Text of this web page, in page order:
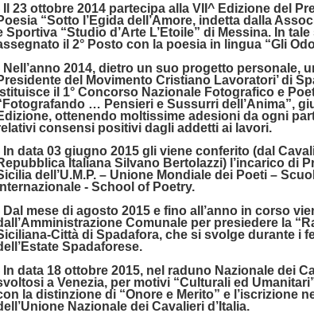
Il 23 ottobre 2014 partecipa alla VII^ Edizione del
“Sotto l’Egida dell’Amore, indetta dalla
Sportiva “Studio d’Arte L’Etoile” di Messina. In
il 2° Posto con la poesia in lingua “Gli
Nell’anno 2014, dietro un suo progetto personale,
del Movimento Cristiano Lavoratori’ di
il 1° Concorso Nazionale Fotografico e
… Pensieri e Sussurri dell’Anima”,
ottenendo moltissime adesioni da ogni
consensi positivi dagli addetti ai lavori.
In data 03 giugno 2015 gli viene conferito (dal
Italiana Silvano Bertolazzi) l’incarico di
dell’U.M.P. – Unione Mondiale dei Poeti –
Internazionale - School of Poetry.
Dal mese di agosto 2015 e fino all’anno in corso
Comunale per presiedere la
Città di Spadafora, che si svolge durante i
Spadaforese.
In data 18 ottobre 2015, nel raduno Nazionale dei
a Venezia, per motivi “Culturali ed
la distinzione di “Onore e Merito” e l’iscrizione
Nazionale dei Cavalieri d’Italia.